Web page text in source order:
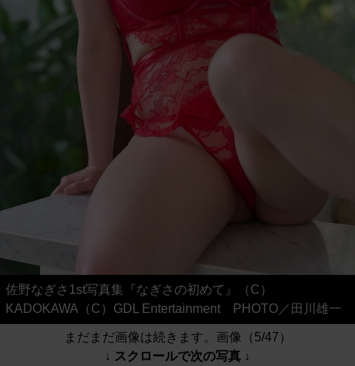
佐野なぎさ1st写真集『なぎさの初めて』（C）
KADOKAWA（C）GDL Entertainment PHOTO／田川雄一
まだまだ画像は続きます。画像（5/47）
↓ スクロールで次の写真 ↓